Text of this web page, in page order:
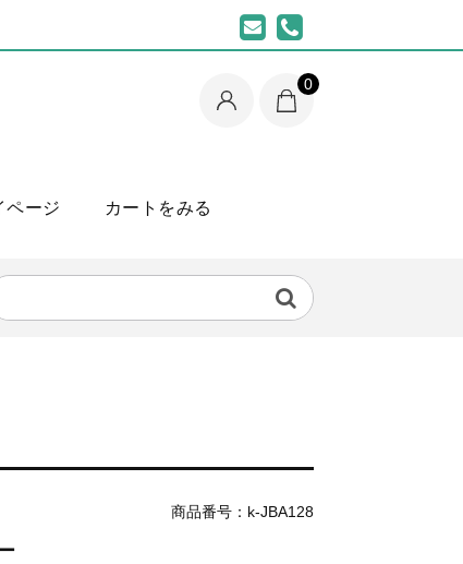
0
ページ カートをみる
商品番号：k-JBA128